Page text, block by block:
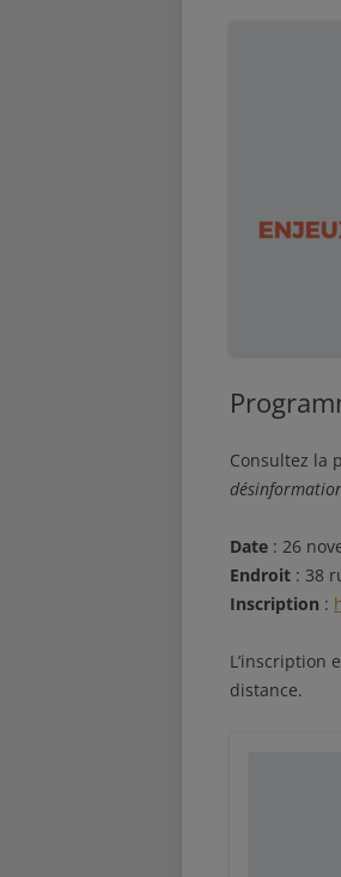
Consultez la
Date : 26
Endroit : 38
Inscription :
L’inscription
distance.